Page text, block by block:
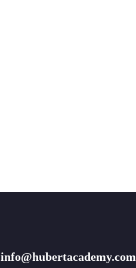
info@hubertacademy.com